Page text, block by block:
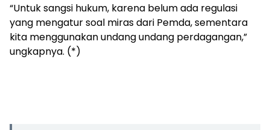
“Untuk sangsi hukum, karena belum ada regulasi
yang mengatur soal miras dari Pemda, sementara
kita menggunakan undang undang perdagangan,”
ungkapnya. (*)